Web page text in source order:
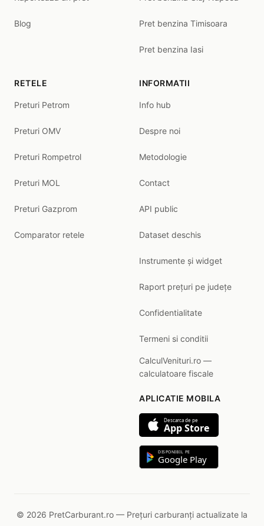
Blog Pret benzina Timisoara
Pret benzina Iasi
RETELE
Preturi Petrom
Preturi OMV
Preturi Rompetrol
Preturi MOL
Preturi Gazprom
Comparator retele
INFORMATII
Info hub
Despre noi
Metodologie
Contact
API public
Dataset deschis
Instrumente și widget
Raport prețuri pe județe
Confidentialitate
Termeni si conditii
CalculVenituri.ro —
calculatoare fiscale
APLICATIE MOBILA
Descarca de pe
App Store
DISPONIBIL PE
Google Play
© 2026 PretCarburant.ro — Prețuri carburanți actualizate la